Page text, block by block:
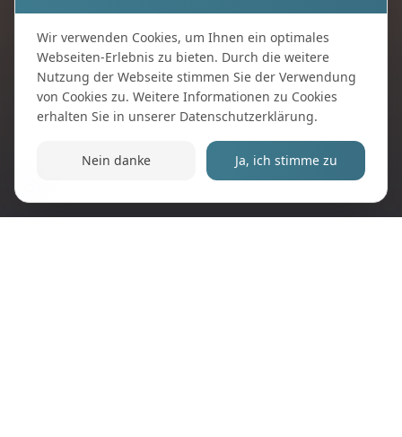
Wir verwenden Cookies, um Ihnen ein optimales
Webseiten-Erlebnis zu bieten. Durch die weitere
Nutzung der Webseite stimmen Sie der Verwendung
von Cookies zu. Weitere Informationen zu Cookies
erhalten Sie in unserer Datenschutzerklärung.
Nein danke Ja, ich stimme zu